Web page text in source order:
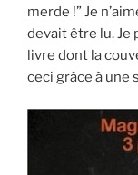
merde ! Je
devait être lu. Je
livre dont la
ceci grâce à une